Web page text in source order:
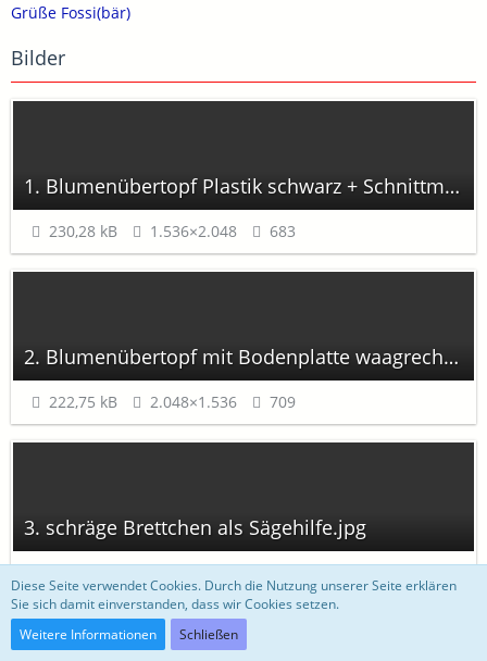
Grüße Fossi(bär)
Bilder
1. Blumenübertopf Plastik schwarz + Schnittmuster.jpg
230,28 kB 1.536×2.048 683
2. Blumenübertopf mit Bodenplatte waagrecht.jpg
222,75 kB 2.048×1.536 709
3. schräge Brettchen als Sägehilfe.jpg
264,9 kB 2.048×1.536 658
Diese Seite verwendet Cookies. Durch die Nutzung unserer Seite erklären
Sie sich damit einverstanden, dass wir Cookies setzen.
Weitere Informationen
Schließen